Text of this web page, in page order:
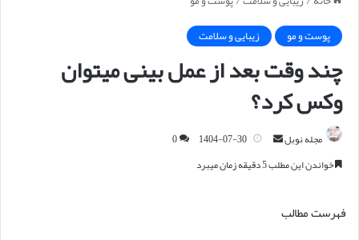
پوست و مو
زیبایی و سلامت
چند وقت بعد از عمل بینی میتوان
وکس کرد؟
مجله نوبل 1404-07-30
0
خواندن این مطلب 5 دقیقه زمان میبرد
فهرست مطالب